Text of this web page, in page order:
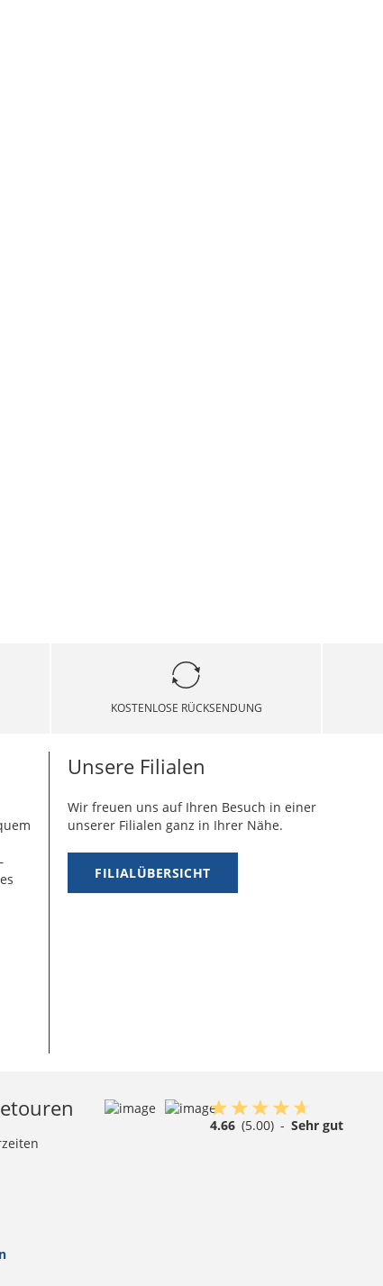
KOSTENLOSE RÜCKSENDUNG
Unsere Filialen
Wir freuen uns auf Ihren Besuch in einer
unserer Filialen ganz in Ihrer Nähe.
FILIALÜBERSICHT
4.66 (5.00) - Sehr gut